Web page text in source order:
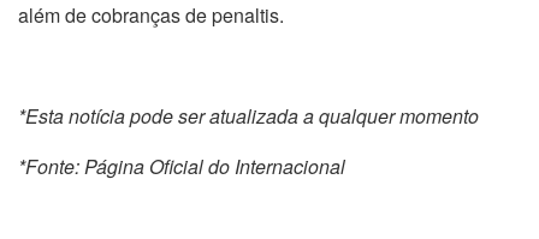
além de cobranças de penaltis.
*Esta notícia pode ser atualizada a qualquer momento
*Fonte: Página Oficial do Internacional